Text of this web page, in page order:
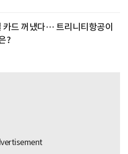
카드 꺼냈다… 트리니티항공이
?